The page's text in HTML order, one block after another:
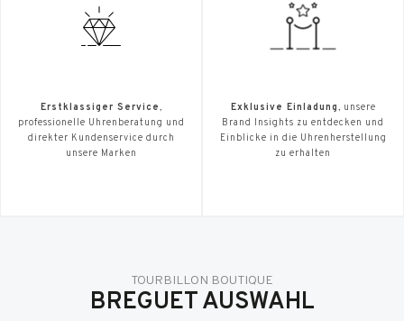
Erstklassiger Service,
professionelle Uhrenberatung und
direkter Kundenservice durch
unsere Marken
Exklusive Einladung, unsere
Brand Insights zu entdecken und
Einblicke in die Uhrenherstellung
zu erhalten
TOURBILLON BOUTIQUE
BREGUET AUSWAHL